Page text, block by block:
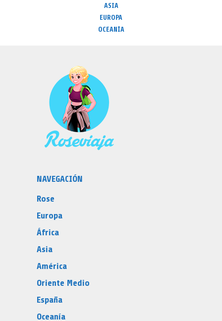
ASIA
EUROPA
OCEANÍA
NAVEGACIÓN
Rose
Europa
África
Asia
América
Oriente Medio
España
Oceanía